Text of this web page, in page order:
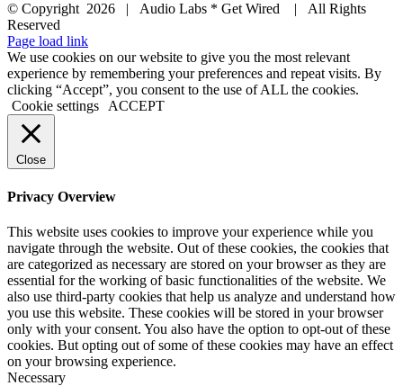
© Copyright 2026 | Audio Labs * Get Wired | All Rights
Reserved
Facebook
Instagram
YouTube
LinkedIn
X
Page load link
We use cookies on our website to give you the most relevant
experience by remembering your preferences and repeat visits. By
clicking “Accept”, you consent to the use of ALL the cookies.
Cookie settings ACCEPT
Close
Privacy Overview
This website uses cookies to improve your experience while you
navigate through the website. Out of these cookies, the cookies that
are categorized as necessary are stored on your browser as they are
essential for the working of basic functionalities of the website. We
also use third-party cookies that help us analyze and understand how
you use this website. These cookies will be stored in your browser
only with your consent. You also have the option to opt-out of these
cookies. But opting out of some of these cookies may have an effect
on your browsing experience.
Necessary